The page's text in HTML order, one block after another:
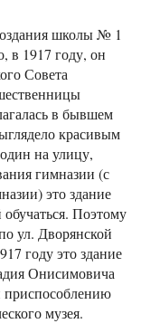
школы № 1
в 1917 году, он
Совета
в бывшем
красивым
на улицу,
гимназии (с
это здание
Поэтому
ул. Дворянской
году это здание
Онисимовича
приспособлению
музея.